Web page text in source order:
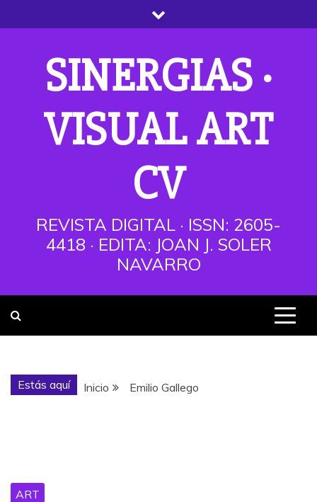
al
SINERGIAS ·
VISUAL ART
CV
REVISTA DIGITAL · ISSN: 2605-
4418 · EDITA: JOAN J. SOLER
NAVARRO
Estás aquí Inicio Emilio Gallego
ART